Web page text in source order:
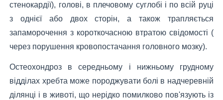
стенокардії), голові, в плечовому суглобі і по всій руці
з однієї або двох сторін, а також трапляється
запаморочення з короткочасною втратою свідомості (
через порушення кровопостачання головного мозку).
Остеохондроз в середньому і нижньому грудному
відділах хребта може породжувати болі в надчеревній
ділянці і в животі, що нерідко помилково пов'язують із